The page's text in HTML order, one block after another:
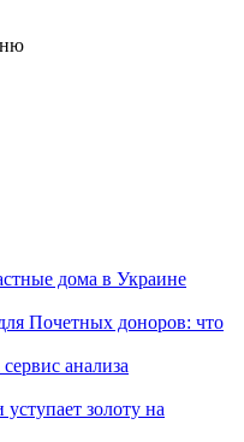
дома в Украине
Почетных доноров: что
анализа
золоту на